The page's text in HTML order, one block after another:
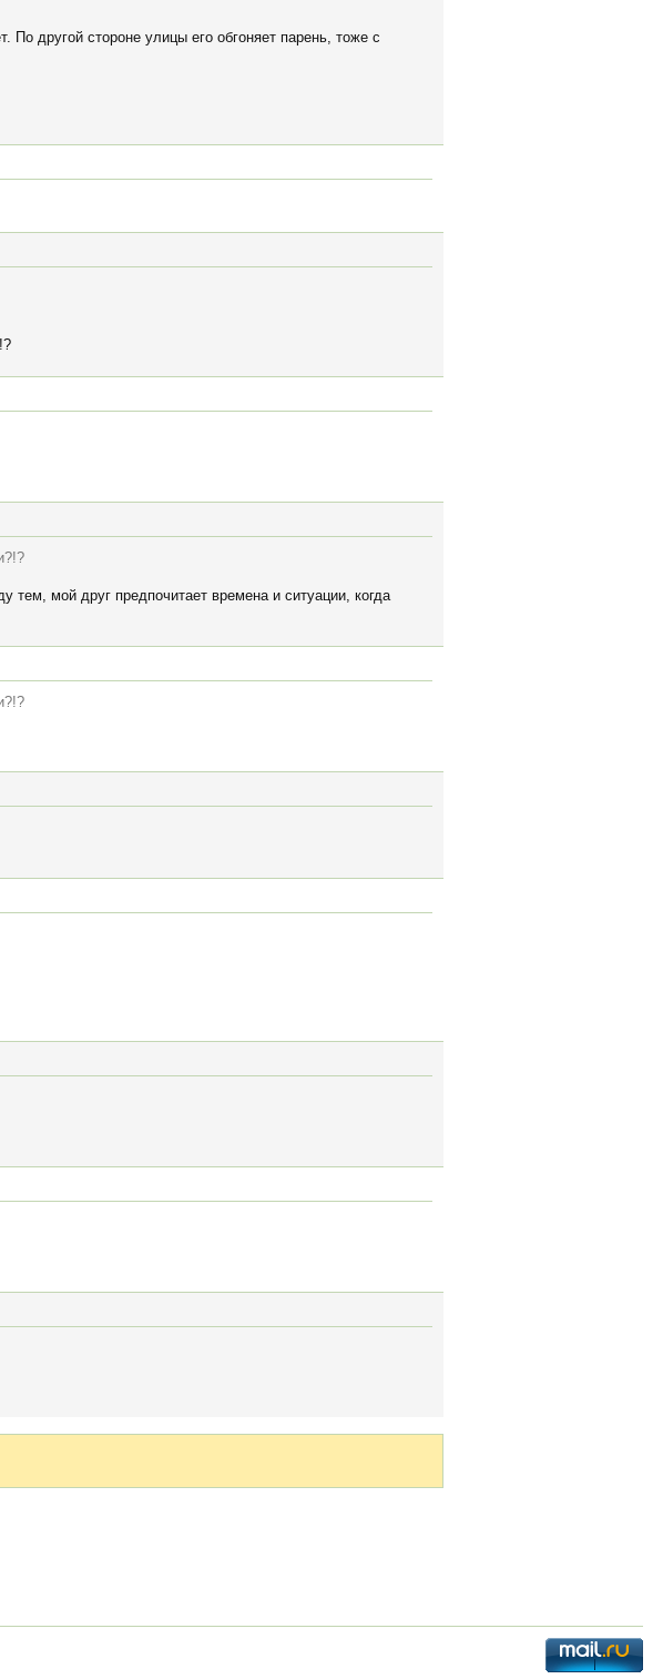
По другой стороне улицы его обгоняет парень, тоже с
тем, мой друг предпочитает времена и ситуации, когда